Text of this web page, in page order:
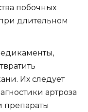
побочных
длительном
Их следует
артроза
препараты